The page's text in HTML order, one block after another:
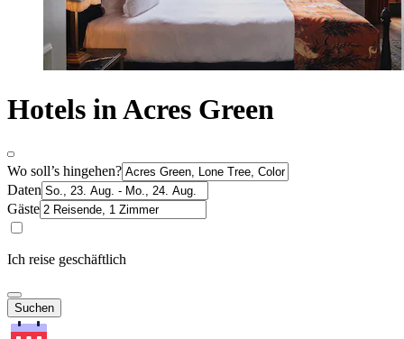
Hotels in Acres Green
Wo soll’s hingehen?
Daten
Gäste
Ich reise geschäftlich
Suchen